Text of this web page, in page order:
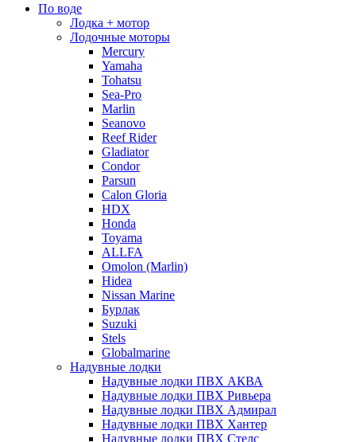
По воде
Лодка + мотор
Лодочные моторы
Mercury
Yamaha
Tohatsu
Sea-Pro
Marlin
Seanovo
Reef Rider
Gladiator
Condor
Parsun
Calon Gloria
HDX
Honda
Toyama
ALLFA
Omolon (Marlin)
Hidea
Nissan Marine
Бурлак
Suzuki
Stels
Globalmarine
Надувные лодки
Надувные лодки ПВХ АКВА
Надувные лодки ПВХ Ривьера
Надувные лодки ПВХ Адмирал
Надувные лодки ПВХ Хантер
Надувные лодки ПВХ Стелс